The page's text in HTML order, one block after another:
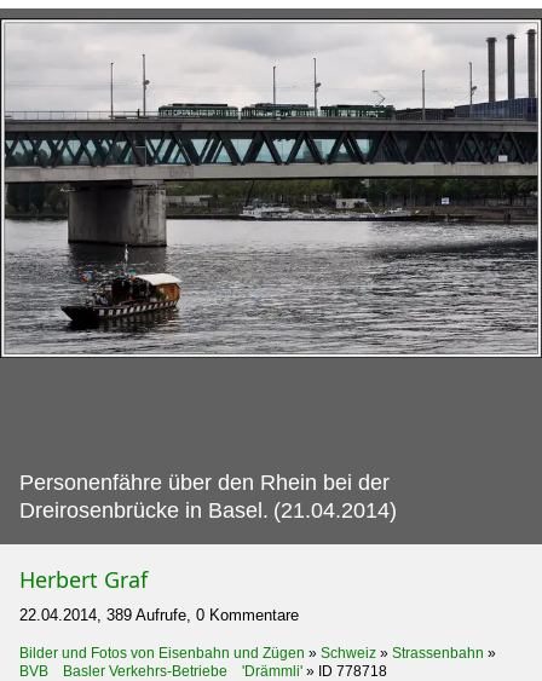
Personenfähre über den Rhein bei der
Dreirosenbrücke in Basel. (21.04.2014)
Herbert Graf
22.04.2014, 389 Aufrufe, 0 Kommentare
Bilder und Fotos von Eisenbahn und Zügen » Schweiz » Strassenbahn »
BVB Basler Verkehrs-Betriebe 'Drämmli' » ID 778718